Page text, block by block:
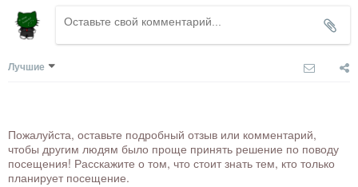
Лучшие
Пожалуйста, оставьте подробный отзыв или комментарий,
чтобы другим людям было проще принять решение по поводу
посещения! Расскажите о том, что стоит знать тем, кто только
планирует посещение.